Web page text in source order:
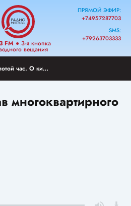
FM● 3-я кнопка
вещания
ПРЯМОЙ ЭФИР:
+74957287703
SMS:
+79263703333
Золотой час. О киноклассике
многоквартирного